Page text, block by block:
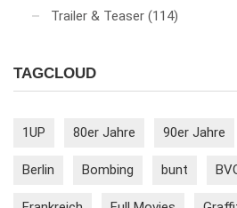
Trailer & Teaser (114)
TAGCLOUD
1UP 80er Jahre 90er Jahre
Berlin Bombing bunt